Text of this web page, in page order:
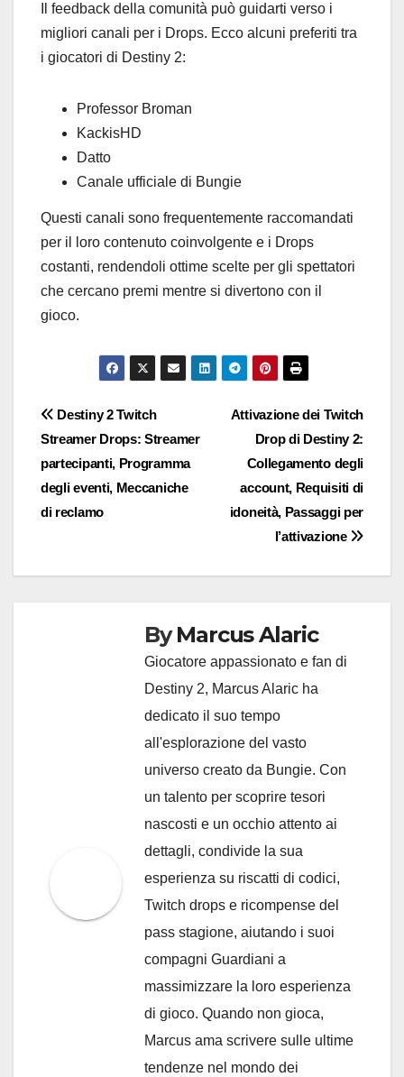
Il feedback della comunità può guidarti verso i
migliori canali per i Drops. Ecco alcuni preferiti tra
i giocatori di Destiny 2:
Professor Broman
KackisHD
Datto
Canale ufficiale di Bungie
Questi canali sono frequentemente raccomandati
per il loro contenuto coinvolgente e i Drops
costanti, rendendoli ottime scelte per gli spettatori
che cercano premi mentre si divertono con il
gioco.
Post
navigation
Attivazione dei Twitch
Drop di Destiny 2:
Collegamento degli
account, Requisiti di
idoneità, Passaggi per
l’attivazione
Destiny 2 Twitch
Streamer Drops: Streamer
partecipanti, Programma
degli eventi, Meccaniche
di reclamo
ByMarcus Alaric
Giocatore appassionato e fan di
Destiny 2, Marcus Alaric ha
dedicato il suo tempo
all'esplorazione del vasto
universo creato da Bungie. Con
un talento per scoprire tesori
nascosti e un occhio attento ai
dettagli, condivide la sua
esperienza su riscatti di codici,
Twitch drops e ricompense del
pass stagione, aiutando i suoi
compagni Guardiani a
massimizzare la loro esperienza
di gioco. Quando non gioca,
Marcus ama scrivere sulle ultime
tendenze nel mondo dei